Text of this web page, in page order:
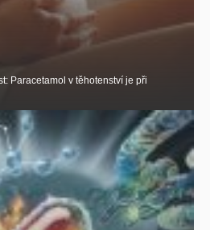
Paracetamol v těhotenství je při